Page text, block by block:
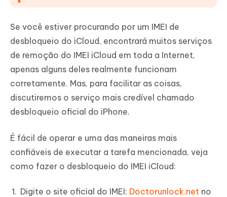
Se você estiver procurando por um IMEI de
desbloqueio do iCloud, encontrará muitos serviços
de remoção do IMEI iCloud em toda a Internet,
apenas alguns deles realmente funcionam
corretamente. Mas, para facilitar as coisas,
discutiremos o serviço mais credível chamado
desbloqueio oficial do iPhone.
É fácil de operar e uma das maneiras mais
confiáveis de executar a tarefa mencionada, veja
como fazer o desbloqueio do IMEI iCloud:
Digite o site oficial do IMEI: Doctorunlock.net no